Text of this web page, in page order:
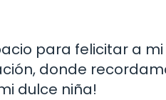
para felicitar a
donde
dulce niña!